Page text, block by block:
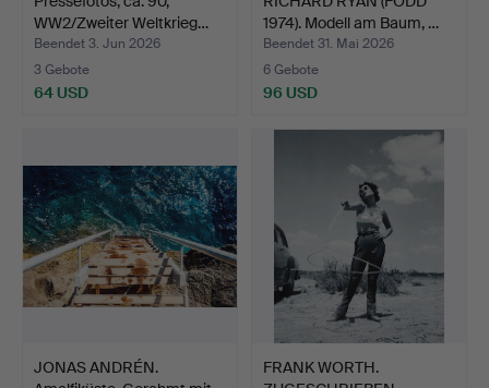
WW2/Zweiter Weltkrieg…
Beendet 3. Jun 2026
3 Gebote
64 USD
1974). Modell am Baum, …
Beendet 31. Mai 2026
6 Gebote
96 USD
JONAS ANDRÉN.
FRANK WORTH.